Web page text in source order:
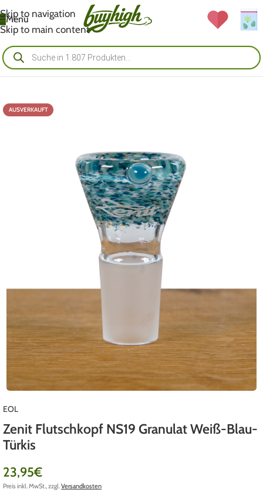
Skip to navigation
Skip to main content
Menü
AUSVERKAUFT
EOL
Zenit Flutschkopf NS19 Granulat Weiß-Blau-
Türkis
23,95€
Preis inkl. MwSt., zzgl.Versandkosten